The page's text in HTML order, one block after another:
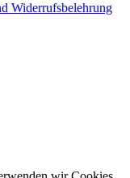
Widerrufsbelehrung